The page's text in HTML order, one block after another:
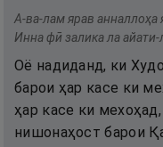
А-ва-лам ярав анналлоҳа
Инна фӣ залика ла
Оё надиданд, ки
барои ҳар касе ки
ҳар касе ки
нишонаҳост барои